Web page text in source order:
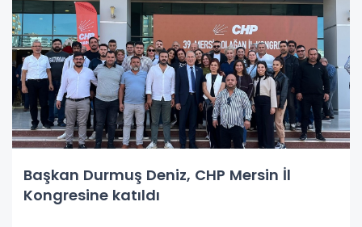
Başkan Durmuş Deniz, CHP Mersin İl
Kongresine katıldı